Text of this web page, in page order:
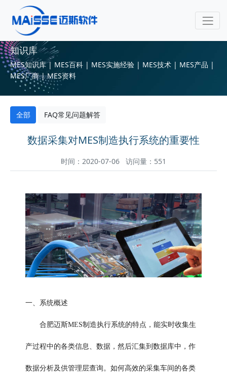
知识库
MES知识库 | MES百科 | MES实施经验 | MES技术 | MES产品 |
MES厂商 | MES资料
全部 FAQ常见问题解答
数据采集对MES制造执行系统的重要性
时间：2020-07-06 访问量：551
一、系统概述
合肥迈斯MES制造执行系统的特点，能实时收集生
产过程中的各类信息、数据，然后汇集到数据库中，作
数据分析及供管理层查询。如何高效的采集车间的各类